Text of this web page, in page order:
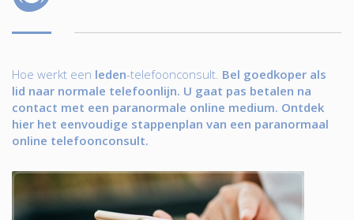
Hoe werkt een leden-telefoonconsult. Bel goedkoper als
lid naar normale telefoonlijn. U gaat pas betalen na
contact met een paranormale online medium. Ontdek
hier het eenvoudige stappenplan van een paranormaal
online telefoonconsult.